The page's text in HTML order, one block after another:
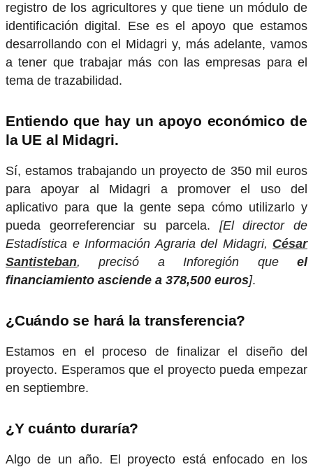
registro de los agricultores y que tiene un módulo de
identificación digital. Ese es el apoyo que estamos
desarrollando con el Midagri y, más adelante, vamos
a tener que trabajar más con las empresas para el
tema de trazabilidad.
Entiendo que hay un apoyo económico de
la UE al Midagri.
Sí, estamos trabajando un proyecto de 350 mil euros
para apoyar al Midagri a promover el uso del
aplicativo para que la gente sepa cómo utilizarlo y
pueda georreferenciar su parcela. [El director de
Estadística e Información Agraria del Midagri, César
Santisteban, precisó a Inforegión que el
financiamiento asciende a 378,500 euros].
¿Cuándo se hará la transferencia?
Estamos en el proceso de finalizar el diseño del
proyecto. Esperamos que el proyecto pueda empezar
en septiembre.
¿Y cuánto duraría?
Algo de un año. El proyecto está enfocado en los